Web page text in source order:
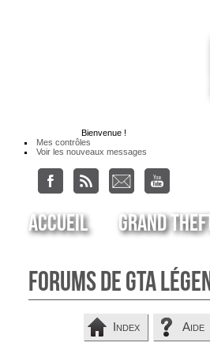
Bienvenue !
Mes contrôles
Voir les nouveaux messages
Accueil Grand
Forums de GTA
Index Aide